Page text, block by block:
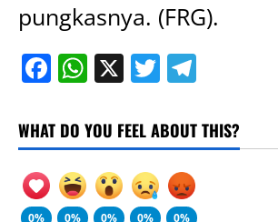
pungkasnya. (FRG).
Facebook
WhatsApp
X Twitter
WHAT DO YOU FEEL ABOUT THIS?
0%
0%
0%
0%
0%